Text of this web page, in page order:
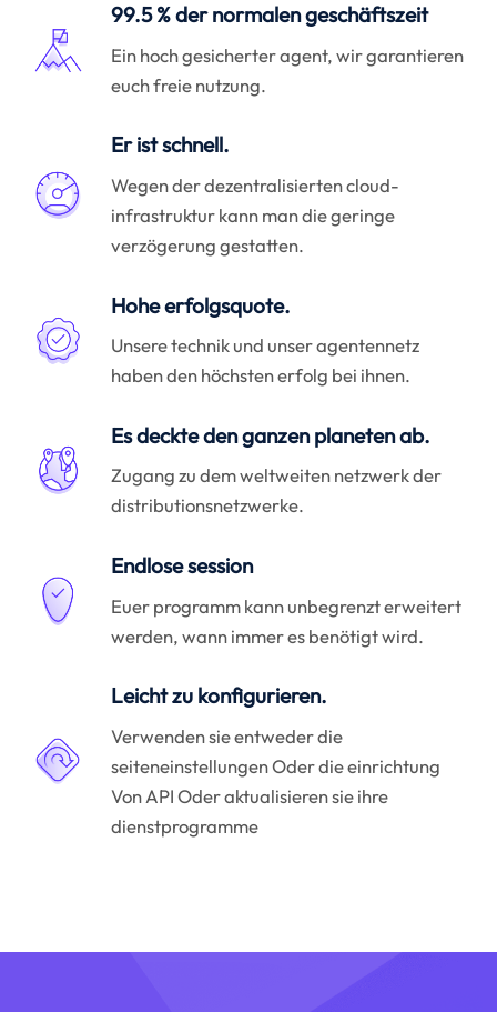
99.5 % der normalen geschäftszeit
Ein hoch gesicherter agent, wir garantieren
euch freie nutzung.
Er ist schnell.
Wegen der dezentralisierten cloud-
infrastruktur kann man die geringe
verzögerung gestatten.
Hohe erfolgsquote.
Unsere technik und unser agentennetz
haben den höchsten erfolg bei ihnen.
Es deckte den ganzen planeten ab.
Zugang zu dem weltweiten netzwerk der
distributionsnetzwerke.
Endlose session
Euer programm kann unbegrenzt erweitert
werden, wann immer es benötigt wird.
Leicht zu konfigurieren.
Verwenden sie entweder die
seiteneinstellungen Oder die einrichtung
Von API Oder aktualisieren sie ihre
dienstprogramme